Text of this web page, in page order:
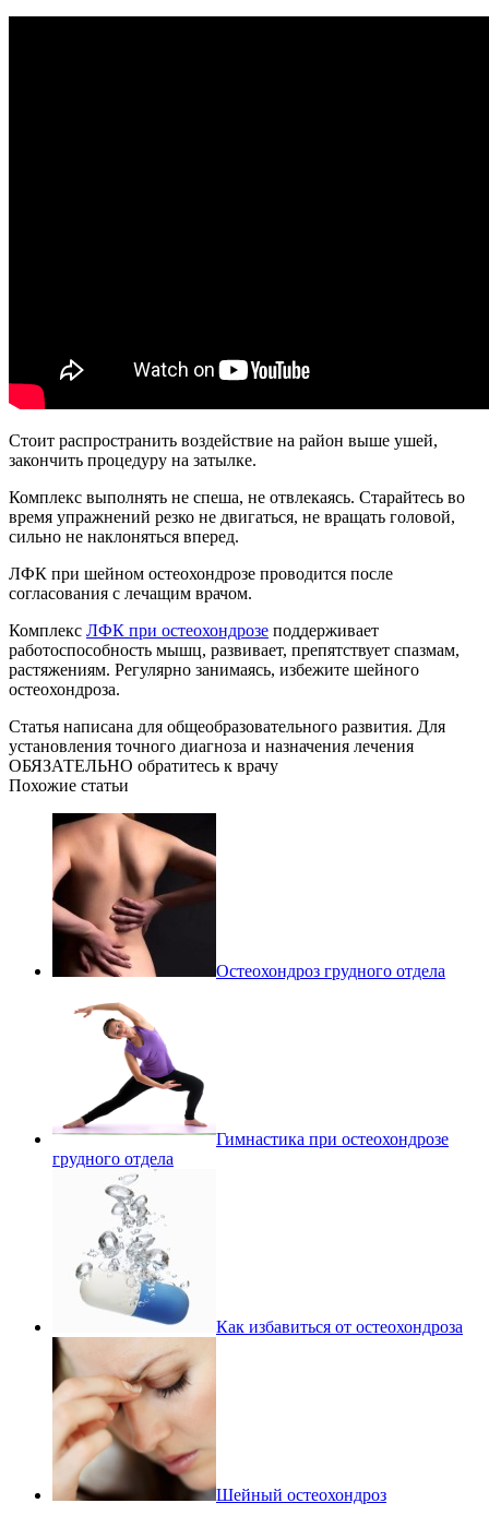
Стоит распространить воздействие на район выше ушей,
закончить процедуру на затылке.
Комплекс выполнять не спеша, не отвлекаясь. Старайтесь во
время упражнений резко не двигаться, не вращать головой,
сильно не наклоняться вперед.
ЛФК при шейном остеохондрозе проводится после
согласования с лечащим врачом.
Комплекс ЛФК при остеохондрозе поддерживает
работоспособность мышц, развивает, препятствует спазмам,
растяжениям. Регулярно занимаясь, избежите шейного
остеохондроза.
Статья написана для общеобразовательного развития. Для
установления точного диагноза и назначения лечения
ОБЯЗАТЕЛЬНО обратитесь к врачу
Похожие статьи
Остеохондроз грудного отдела
Гимнастика при остеохондрозе
грудного отдела
Как избавиться от остеохондроза
Шейный остеохондроз